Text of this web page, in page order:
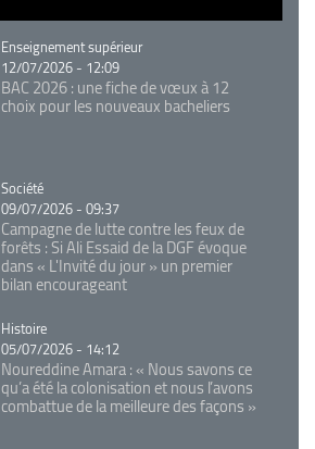
Catégorie
Enseignement supérieur
12/07/2026 - 12:09
BAC 2026 : une fiche de vœux à 12
choix pour les nouveaux bacheliers
Catégorie
Société
09/07/2026 - 09:37
Campagne de lutte contre les feux de
forêts : Si Ali Essaid de la DGF évoque
dans « L'Invité du jour » un premier
bilan encourageant
Catégorie
Histoire
05/07/2026 - 14:12
Noureddine Amara : « Nous savons ce
qu’a été la colonisation et nous l’avons
combattue de la meilleure des façons »